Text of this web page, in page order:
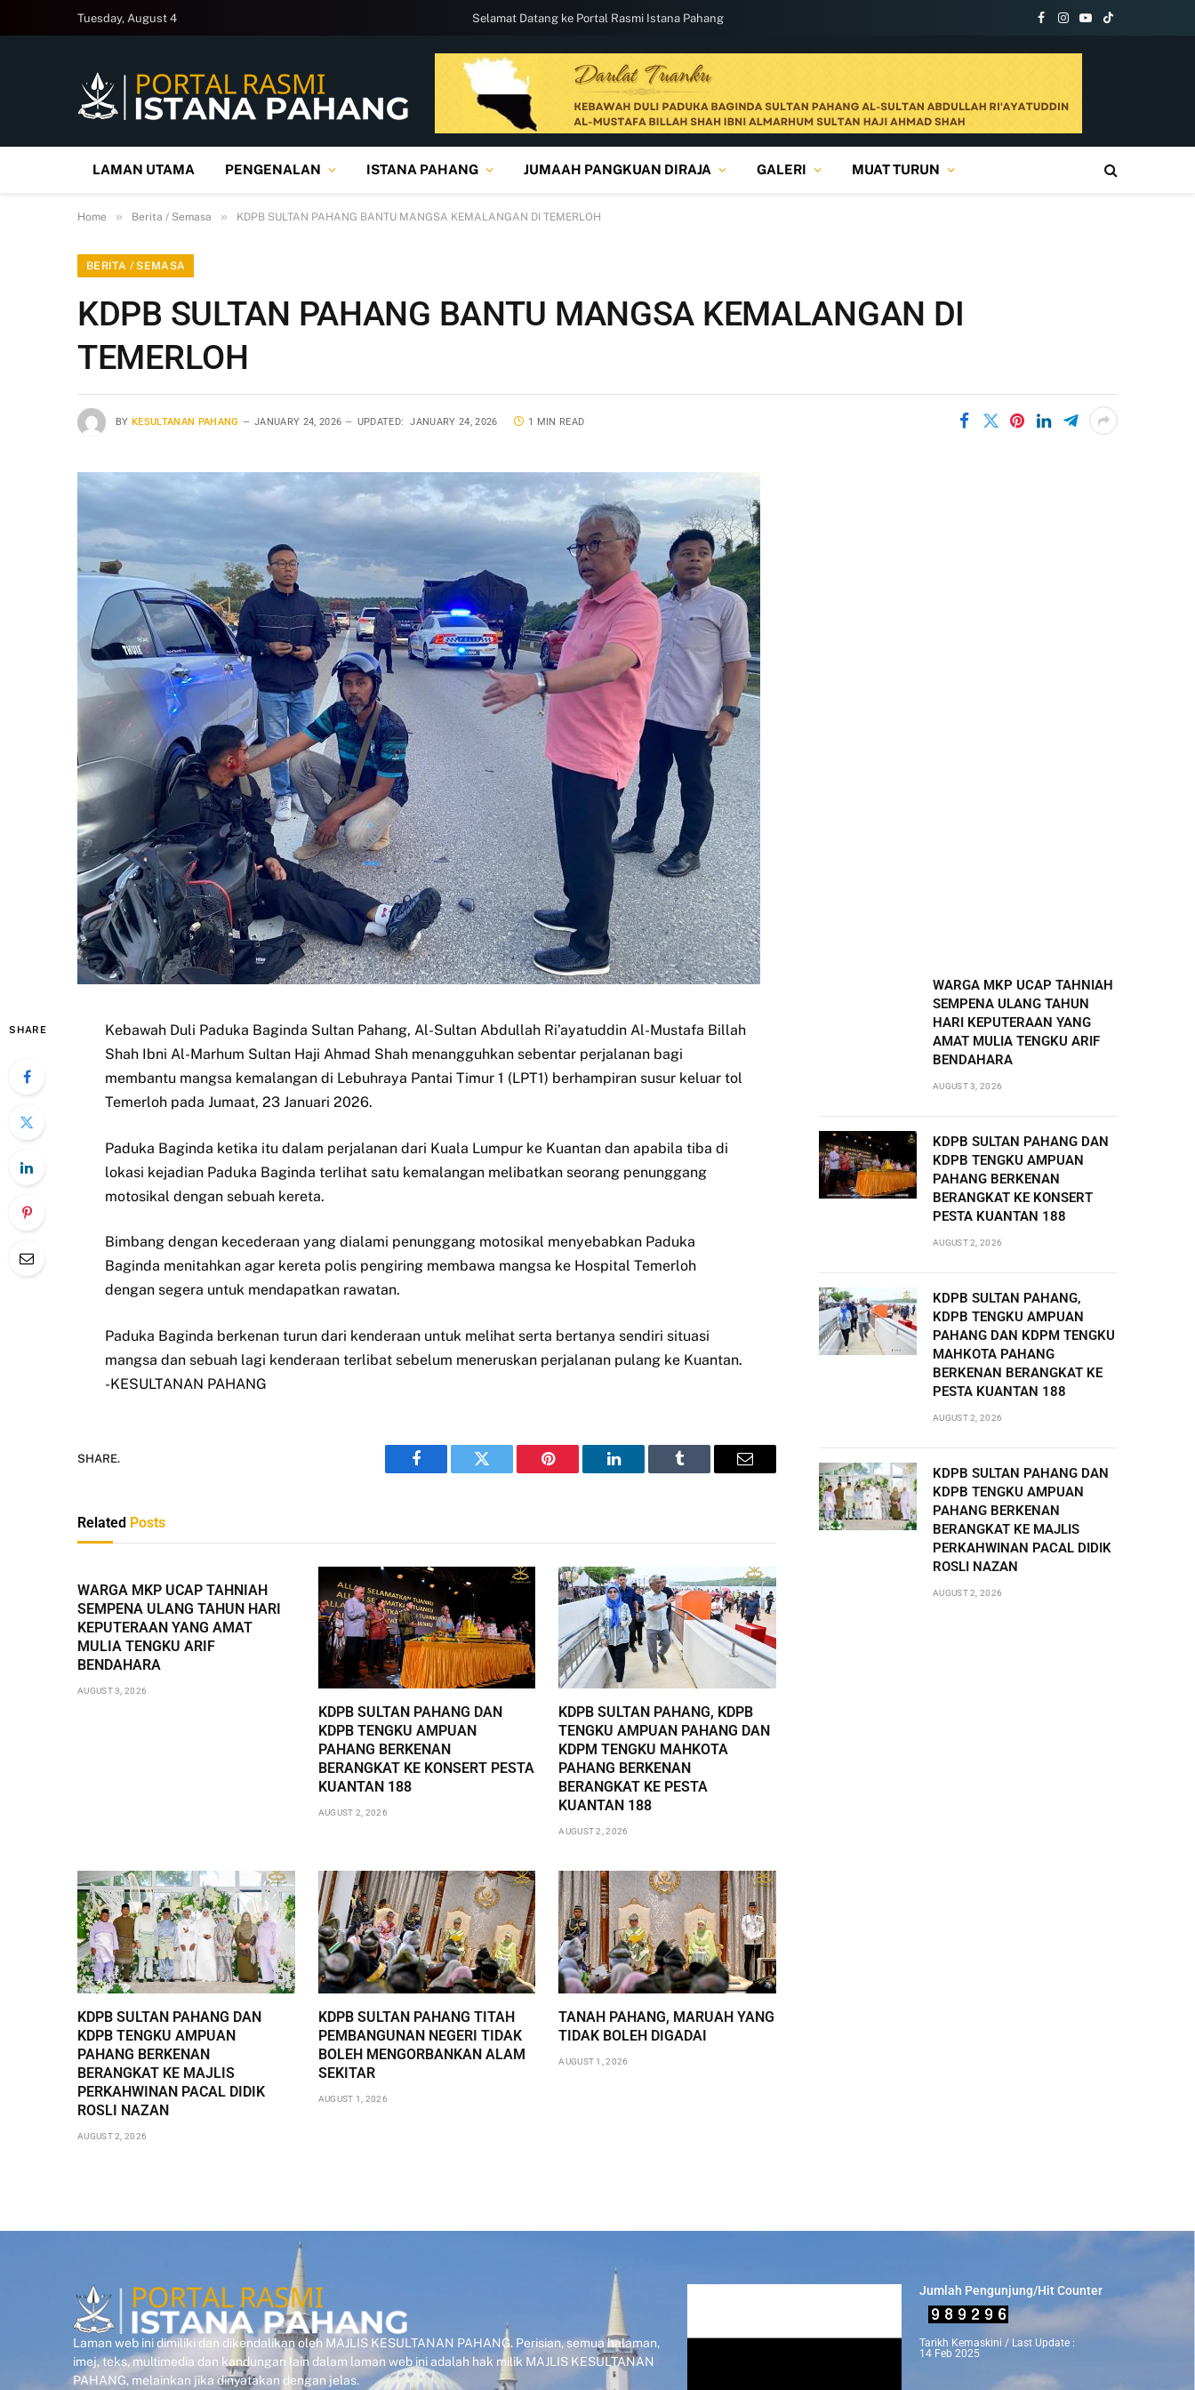
Tuesday, August 4 Selamat Datang ke Portal Rasmi Istana Pahang
Facebook
Instagram
YouTube
TikTok
LAMAN UTAMA PENGENALAN ISTANA PAHANG JUMAAH PANGKUAN DIRAJA GALERI MUAT TURUN
Home » Berita / Semasa » KDPB SULTAN PAHANG BANTU MANGSA KEMALANGAN DI TEMERLOH
BERITA / SEMASA
KDPB SULTAN PAHANG BANTU MANGSA KEMALANGAN DI
TEMERLOH
BY KESULTANAN PAHANG JANUARY 24, 2026 UPDATED: JANUARY 24, 2026 1 MIN READ
SHARE
Kebawah Duli Paduka Baginda Sultan Pahang, Al-Sultan Abdullah Ri’ayatuddin Al-Mustafa Billah
Shah Ibni Al-Marhum Sultan Haji Ahmad Shah menangguhkan sebentar perjalanan bagi
membantu mangsa kemalangan di Lebuhraya Pantai Timur 1 (LPT1) berhampiran susur keluar tol
Temerloh pada Jumaat, 23 Januari 2026.
Paduka Baginda ketika itu dalam perjalanan dari Kuala Lumpur ke Kuantan dan apabila tiba di
lokasi kejadian Paduka Baginda terlihat satu kemalangan melibatkan seorang penunggang
motosikal dengan sebuah kereta.
Bimbang dengan kecederaan yang dialami penunggang motosikal menyebabkan Paduka
Baginda menitahkan agar kereta polis pengiring membawa mangsa ke Hospital Temerloh
dengan segera untuk mendapatkan rawatan.
Paduka Baginda berkenan turun dari kenderaan untuk melihat serta bertanya sendiri situasi
mangsa dan sebuah lagi kenderaan terlibat sebelum meneruskan perjalanan pulang ke Kuantan.
-KESULTANAN PAHANG
SHARE.
Facebook Twitter Pinterest LinkedIn Tumblr Email
Related Posts
WARGA MKP UCAP TAHNIAH
SEMPENA ULANG TAHUN HARI
KEPUTERAAN YANG AMAT
MULIA TENGKU ARIF
BENDAHARA
AUGUST 3, 2026
KDPB SULTAN PAHANG DAN
KDPB TENGKU AMPUAN
PAHANG BERKENAN
BERANGKAT KE KONSERT PESTA
KUANTAN 188
AUGUST 2, 2026
KDPB SULTAN PAHANG, KDPB
TENGKU AMPUAN PAHANG DAN
KDPM TENGKU MAHKOTA
PAHANG BERKENAN
BERANGKAT KE PESTA
KUANTAN 188
AUGUST 2, 2026
KDPB SULTAN PAHANG DAN
KDPB TENGKU AMPUAN
PAHANG BERKENAN
BERANGKAT KE MAJLIS
PERKAHWINAN PACAL DIDIK
ROSLI NAZAN
AUGUST 2, 2026
KDPB SULTAN PAHANG TITAH
PEMBANGUNAN NEGERI TIDAK
BOLEH MENGORBANKAN ALAM
SEKITAR
AUGUST 1, 2026
TANAH PAHANG, MARUAH YANG
TIDAK BOLEH DIGADAI
AUGUST 1, 2026
WARGA MKP UCAP TAHNIAH
SEMPENA ULANG TAHUN
HARI KEPUTERAAN YANG
AMAT MULIA TENGKU ARIF
BENDAHARA
AUGUST 3, 2026
KDPB SULTAN PAHANG DAN
KDPB TENGKU AMPUAN
PAHANG BERKENAN
BERANGKAT KE KONSERT
PESTA KUANTAN 188
AUGUST 2, 2026
KDPB SULTAN PAHANG,
KDPB TENGKU AMPUAN
PAHANG DAN KDPM TENGKU
MAHKOTA PAHANG
BERKENAN BERANGKAT KE
PESTA KUANTAN 188
AUGUST 2, 2026
KDPB SULTAN PAHANG DAN
KDPB TENGKU AMPUAN
PAHANG BERKENAN
BERANGKAT KE MAJLIS
PERKAHWINAN PACAL DIDIK
ROSLI NAZAN
AUGUST 2, 2026
Laman web ini dimiliki dan dikendalikan oleh MAJLIS KESULTANAN PAHANG. Perisian, semua halaman,
imej, teks, multimedia dan kandungan lain dalam laman web ini adalah hak milik MAJLIS KESULTANAN
PAHANG, melainkan jika dinyatakan dengan jelas.
Jumlah Pengunjung/Hit Counter
Tarikh Kemaskini / Last Update :
14 Feb 2025